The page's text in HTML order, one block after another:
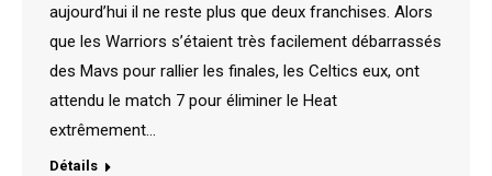
aujourd’hui il ne reste plus que deux franchises. Alors
que les Warriors s’étaient très facilement débarrassés
des Mavs pour rallier les finales, les Celtics eux, ont
attendu le match 7 pour éliminer le Heat
extrêmement…
Détails